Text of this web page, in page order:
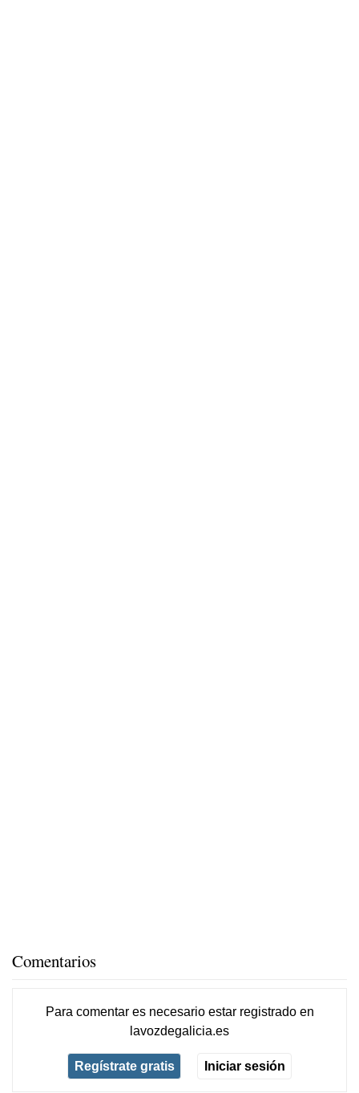
Comentarios
Para comentar es necesario estar registradoen
lavozdegalicia.es
Regístrate gratis Iniciar sesión